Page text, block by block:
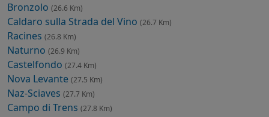
Bronzolo (26.6 Km)
Caldaro sulla Strada del Vino (26.7 Km)
Racines (26.8 Km)
Naturno (26.9 Km)
Castelfondo (27.4 Km)
Nova Levante (27.5 Km)
Naz-Sciaves (27.7 Km)
Campo di Trens (27.8 Km)